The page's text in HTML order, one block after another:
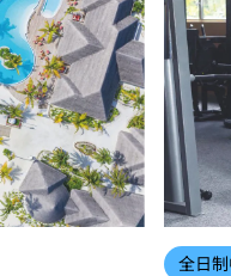
全日